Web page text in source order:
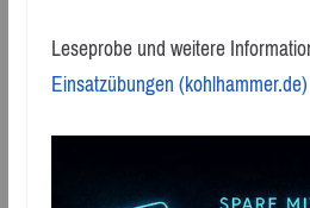
Leseprobe und weitere
Einsatzübungen (kohlhammer.de)